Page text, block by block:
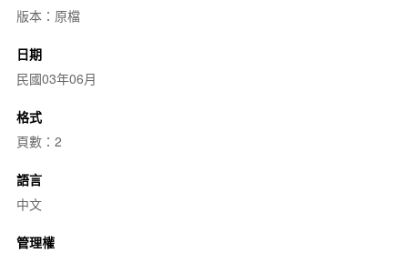
版本：原檔
日期
民國03年06月
格式
頁數：2
語言
中文
管理權